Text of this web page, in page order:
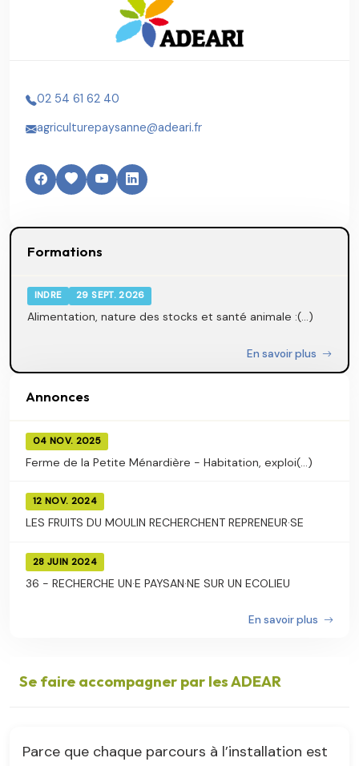
02 54 61 62 40
agriculturepaysanne@adeari.fr
Formations
INDRE 29 SEPT. 2026
Alimentation, nature des stocks et santé animale :(...)
En savoir plus
Annonces
04 NOV. 2025
Ferme de la Petite Ménardière - Habitation, exploi(...)
12 NOV. 2024
LES FRUITS DU MOULIN RECHERCHENT REPRENEUR·SE
28 JUIN 2024
36 - RECHERCHE UN·E PAYSAN·NE SUR UN ECOLIEU
En savoir plus
Se faire accompagner par les ADEAR
Parce que chaque parcours à l’installation est